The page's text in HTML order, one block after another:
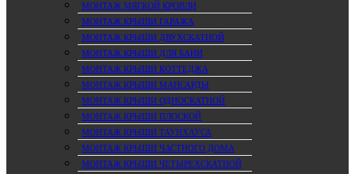
МОНТАЖ МЯГКОЙ КРОВЛИ
МОНТАЖ КРЫШИ ГАРАЖА
МОНТАЖ КРЫШИ ДВУХСКАТНОЙ
МОНТАЖ КРЫШИ ДЛЯ БАНИ
МОНТАЖ КРЫШИ КОТТЕДЖА
МОНТАЖ КРЫШИ МАНСАРДЫ
МОНТАЖ КРЫШИ ОДНОСКАТНОЙ
МОНТАЖ КРЫШИ ПЛОСКОЙ
МОНТАЖ КРЫШИ ТАУНХАУСА
МОНТАЖ КРЫШИ ЧАСТНОГО ДОМА
МОНТАЖ КРЫШИ ЧЕТЫРЕХСКАТНОЙ